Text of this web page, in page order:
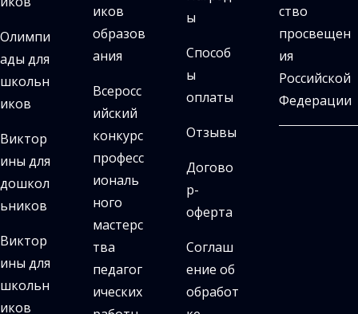
Олимпи
ады для
школьн
иков
Виктор
ины для
дошкол
ьников
Виктор
ины для
школьн
иков
иков
образов
ания
Всеросс
ийский
конкурс
професс
иональ
ного
мастерс
тва
педагог
ических
ы
Способ
ы
оплаты
Отзывы
Догово
р-
оферта
Соглаш
ение об
обработ